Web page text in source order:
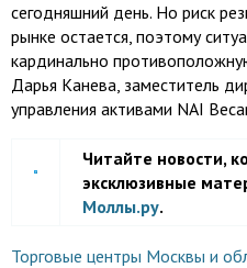
сегодняшний день. Но риск
рынке остается, поэтому
кардинально
Дарья Канева, заместитель
управления активами NAI
Читайте новости,
эксклюзивные
Моллы.ру.
Торговые центры Москвы и